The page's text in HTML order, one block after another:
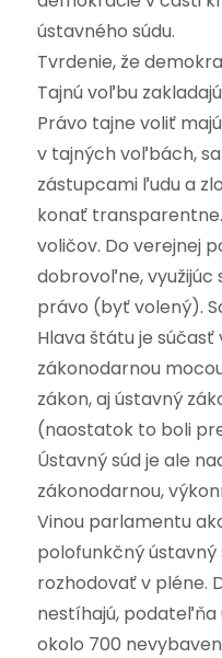
ústavného súdu.
Tvrdenie, že
Tajnú voľbu
Právo tajne voliť
v tajných voľbách,
zástupcami ľudu a
konať
voličov. Do verejnej
dobrovoľne, využijúc
právo (byť volený).
Hlava štátu je
zákonodarnou
zákon, aj ústavný
(naostatok to boli
Ústavný súd je ale
zákonodarnou,
Vinou parlamentu
polofunkčný ústavný
rozhodovať v pléne.
nestíhajú, podateľňa
okolo 700